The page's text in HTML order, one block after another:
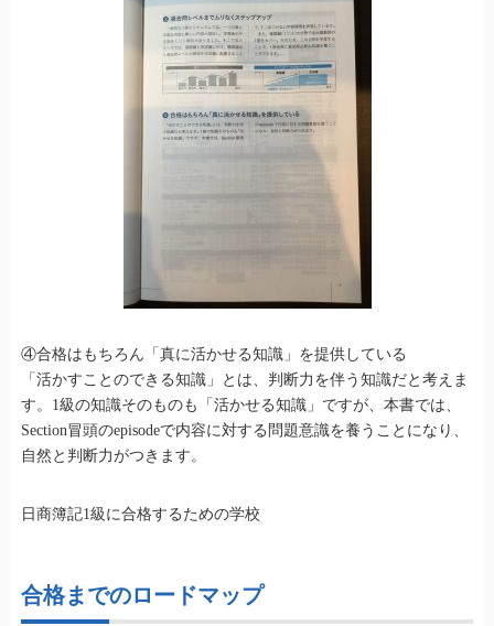
④合格はもちろん「真に活かせる知識」を提供している
「活かすことのできる知識」とは、判断力を伴う知識だと考えま
す。1級の知識そのものも「活かせる知識」ですが、本書では、
Section冒頭のepisodeで内容に対する問題意識を養うことになり、
自然と判断力がつきます。
日商簿記1級に合格するための学校
合格までのロードマップ